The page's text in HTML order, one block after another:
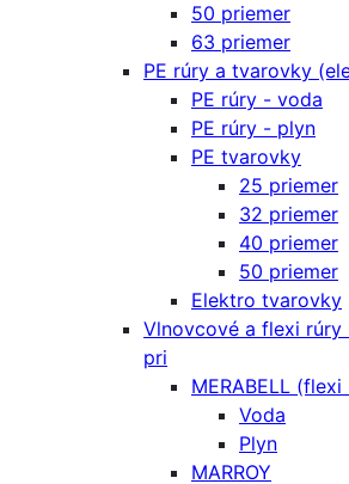
50 priemer
63 priemer
PE rúry a tvarovky
PE rúry - voda
PE rúry - plyn
PE tvarovky
25 priemer
32 priemer
40 priemer
50 priemer
Elektro tvarovky
Vlnovcové a flexi rúry
pri
MERABELL (flexi
Voda
Plyn
MARROY